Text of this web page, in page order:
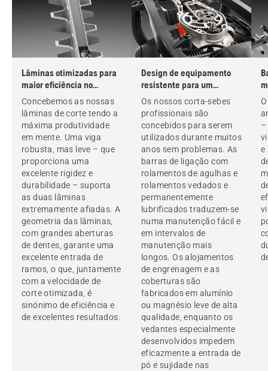
Lâminas otimizadas para
maior eficiência no
trabalho
Concebemos as nossas
lâminas de corte tendo a
máxima produtividade
em mente. Uma viga
robusta, mas leve – que
proporciona uma
excelente rigidez e
durabilidade – suporta
as duas lâminas
extremamente afiadas. A
geometria das lâminas,
com grandes aberturas
de dentes, garante uma
excelente entrada de
ramos, o que, juntamente
com a velocidade de
corte otimizada, é
sinónimo de eficiência e
de excelentes resultados.
Design de equipamento
resistente para um
funcionamento prolongado
Os nossos corta-sebes
profissionais são
concebidos para serem
utilizados durante muitos
anos sem problemas. As
barras de ligação com
rolamentos de agulhas e
rolamentos vedados e
permanentemente
lubrificados traduzem-se
numa manutenção fácil e
em intervalos de
manutenção mais
longos. Os alojamentos
de engrenagem e as
coberturas são
fabricados em alumínio
ou magnésio leve de alta
qualidade, enquanto os
vedantes especialmente
desenvolvidos impedem
eficazmente a entrada de
pó e sujidade nas
–
e